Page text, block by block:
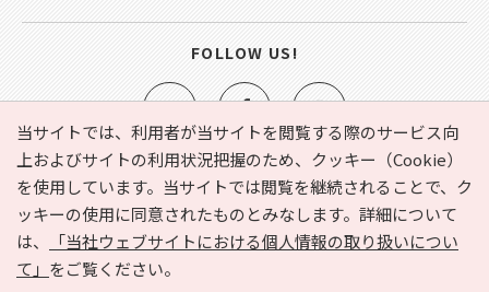
当サイトでは、利用者が当サイトを閲覧する際のサービス向
上およびサイトの利用状況把握のため、クッキー（Cookie）
を使用しています。当サイトでは閲覧を継続されることで、ク
ッキーの使用に同意されたものとみなします。詳細について
は、
「当社ウェブサイトにおける個人情報の取り扱いについ
て」 をご覧ください。
e-NAVITA（イーナビタ）とは？ お気に入り
ヘルプ
利用規約
個人情報の取り扱いについて
運営会社
サイトマップ
広告掲載に関するお問い合わせ
FOLLOW US!